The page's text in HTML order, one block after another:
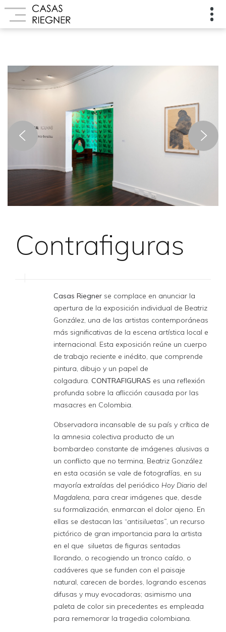
Contrafiguras
Casas Riegner se complace en anunciar la
apertura de la exposición individual de Beatriz
González, una de las artistas contemporáneas
más significativas de la escena artística local e
internacional. Esta exposición reúne un cuerpo
de trabajo reciente e inédito, que comprende
pintura, dibujo y un papel de
colgadura. CONTRAFIGURAS es una reflexión
profunda sobre la aflicción causada por las
masacres en Colombia.
Observadora incansable de su país y crítica de
la amnesia colectiva producto de un
bombardeo constante de imágenes alusivas a
un conflicto que no termina, Beatriz González
en esta ocasión se vale de fotografías, en su
mayoría extraídas del periódico Hoy Diario del
Magdalena, para crear imágenes que, desde
su formalización, enmarcan el dolor ajeno. En
ellas se destacan las “antisiluetas”, un recurso
pictórico de gran importancia para la artista
en el que siluetas de figuras sentadas
llorando, o recogiendo un tronco caído, o
cadáveres que se funden con el paisaje
natural, carecen de bordes, logrando escenas
difusas y muy evocadoras; asimismo una
paleta de color sin precedentes es empleada
para rememorar la tragedia colombiana.